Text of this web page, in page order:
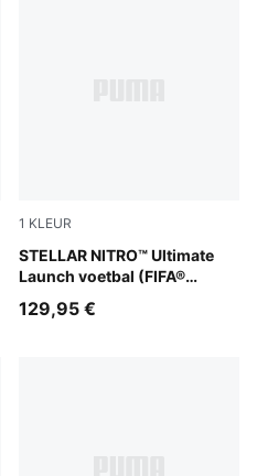
1 KLEUR
STELLAR NITRO™ Ultimate
Launch voetbal (FIFA®
PUMA White-Launch Edition
129,95 €